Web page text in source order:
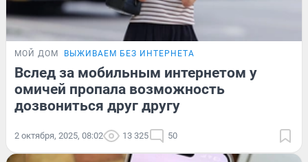
МОЙ ДОМ ВЫЖИВАЕМ БЕЗ ИНТЕРНЕТА
Вслед за мобильным интернетом у
омичей пропала возможность
дозвониться друг другу
2 октября, 2025, 08:02 13 325 50